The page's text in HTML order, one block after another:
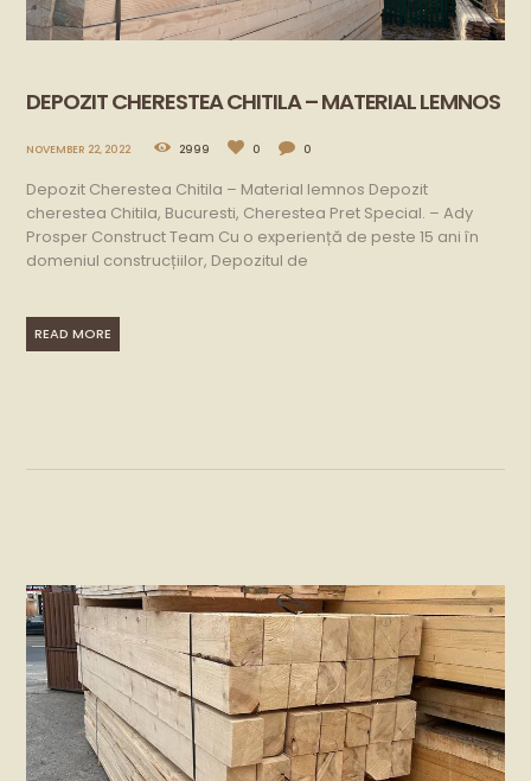
DEPOZIT CHERESTEA CHITILA – MATERIAL LEMNOS
NOVEMBER 22, 2022 2999 0 0
Depozit Cherestea Chitila – Material lemnos Depozit
cherestea Chitila, Bucuresti, Cherestea Pret Special. – Ady
Prosper Construct Team Cu o experiență de peste 15 ani în
domeniul construcțiilor, Depozitul de
READ MORE